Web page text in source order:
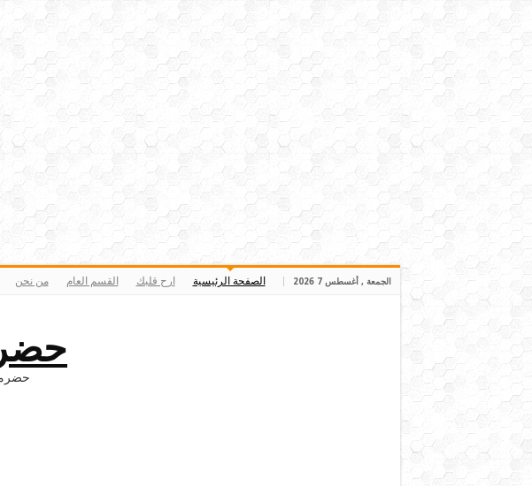
الجمعة , أغسطس 7 2026 الصفحة الرئيسية ارح قلبك القسم العام من نحن